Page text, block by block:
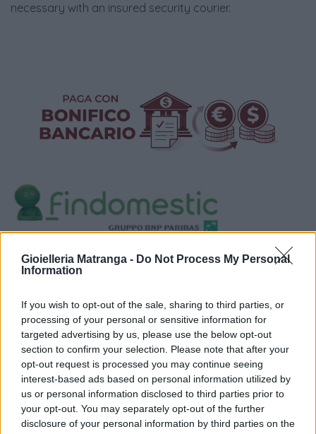
Gioielleria Matranga - Do Not Process My Personal
Information
If you wish to opt-out of the sale, sharing to third parties, or
processing of your personal or sensitive information for
targeted advertising by us, please use the below opt-out
section to confirm your selection. Please note that after your
opt-out request is processed you may continue seeing
interest-based ads based on personal information utilized by
us or personal information disclosed to third parties prior to
your opt-out. You may separately opt-out of the further
disclosure of your personal information by third parties on the
necessary with an insured security courier.
Politiche dei prezzi online
iRef:93
Google
4.8
Basato su 408 reviews